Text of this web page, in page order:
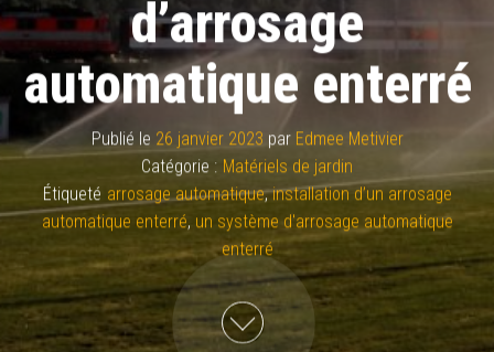
d’arrosage
automatique enterré
Publié le 26 janvier 2023 par Edmee Metivier
Catégorie : Matériels de jardin
Étiqueté arrosage automatique,installation d’un arrosage
automatique enterré, un système d'arrosage automatique
enterré